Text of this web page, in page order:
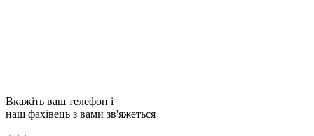
Вкажіть ваш телефон і
наш фахівець з вами зв'яжеться